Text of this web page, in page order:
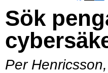
Sök
Per Henricsson,